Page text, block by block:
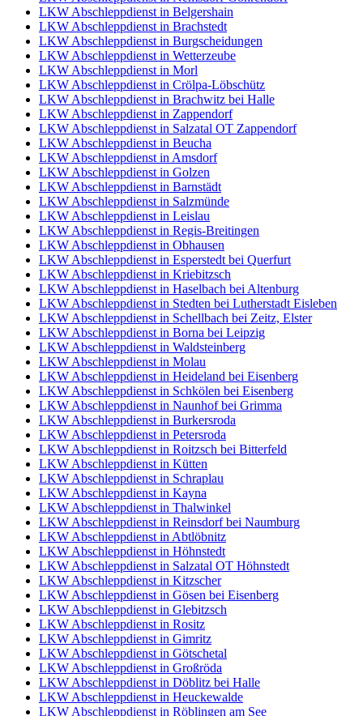
LKW Abschleppdienst in Belgershain
LKW Abschleppdienst in Brachstedt
LKW Abschleppdienst in Burgscheidungen
LKW Abschleppdienst in Wetterzeube
LKW Abschleppdienst in Morl
LKW Abschleppdienst in Crölpa-Löbschütz
LKW Abschleppdienst in Brachwitz bei Halle
LKW Abschleppdienst in Zappendorf
LKW Abschleppdienst in Salzatal OT Zappendorf
LKW Abschleppdienst in Beucha
LKW Abschleppdienst in Amsdorf
LKW Abschleppdienst in Golzen
LKW Abschleppdienst in Barnstädt
LKW Abschleppdienst in Salzmünde
LKW Abschleppdienst in Leislau
LKW Abschleppdienst in Regis-Breitingen
LKW Abschleppdienst in Obhausen
LKW Abschleppdienst in Esperstedt bei Querfurt
LKW Abschleppdienst in Kriebitzsch
LKW Abschleppdienst in Haselbach bei Altenburg
LKW Abschleppdienst in Stedten bei Lutherstadt Eisleben
LKW Abschleppdienst in Schellbach bei Zeitz, Elster
LKW Abschleppdienst in Borna bei Leipzig
LKW Abschleppdienst in Waldsteinberg
LKW Abschleppdienst in Molau
LKW Abschleppdienst in Heideland bei Eisenberg
LKW Abschleppdienst in Schkölen bei Eisenberg
LKW Abschleppdienst in Naunhof bei Grimma
LKW Abschleppdienst in Burkersroda
LKW Abschleppdienst in Petersroda
LKW Abschleppdienst in Roitzsch bei Bitterfeld
LKW Abschleppdienst in Kütten
LKW Abschleppdienst in Schraplau
LKW Abschleppdienst in Kayna
LKW Abschleppdienst in Thalwinkel
LKW Abschleppdienst in Reinsdorf bei Naumburg
LKW Abschleppdienst in Abtlöbnitz
LKW Abschleppdienst in Höhnstedt
LKW Abschleppdienst in Salzatal OT Höhnstedt
LKW Abschleppdienst in Kitzscher
LKW Abschleppdienst in Gösen bei Eisenberg
LKW Abschleppdienst in Glebitzsch
LKW Abschleppdienst in Rositz
LKW Abschleppdienst in Gimritz
LKW Abschleppdienst in Götschetal
LKW Abschleppdienst in Großröda
LKW Abschleppdienst in Döblitz bei Halle
LKW Abschleppdienst in Heuckewalde
LKW Abschleppdienst in Röblingen am See